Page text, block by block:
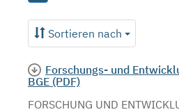
Sortieren nach
Forschungs- und
BGE (PDF)
FORSCHUNG UND